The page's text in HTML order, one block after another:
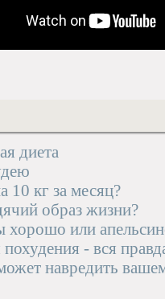
диета
10 кг за месяц?
образ жизни?
хорошо или
- вся
навредить